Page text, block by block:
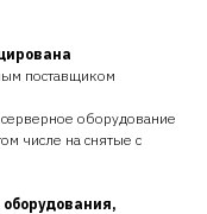
поставщиком
оборудование
числе на снятые с